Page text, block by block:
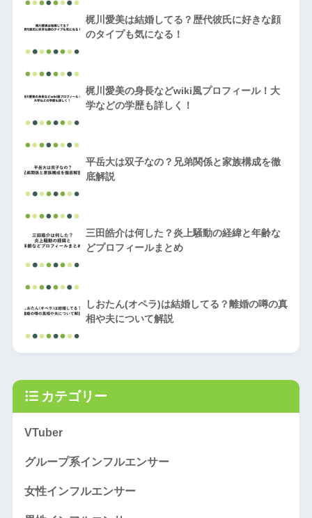
梶川愛美は結婚してる？歴代彼氏に好きな顔
のタイプも気になる！
梶川愛美の身長などwiki風プロフィール！大
学などの学歴も詳しく！
平岳大は双子なの？兄弟関係と家族構成を徹
底解説
三田皓介は何した？炎上騒動の経緯と年齢な
どプロフィールまとめ
しおたん(オペラ)は結婚してる？離婚の噂の真
相や夫について解説
カテゴリー
VTuber
グループ系インフルエンサー
女性インフルエンサー